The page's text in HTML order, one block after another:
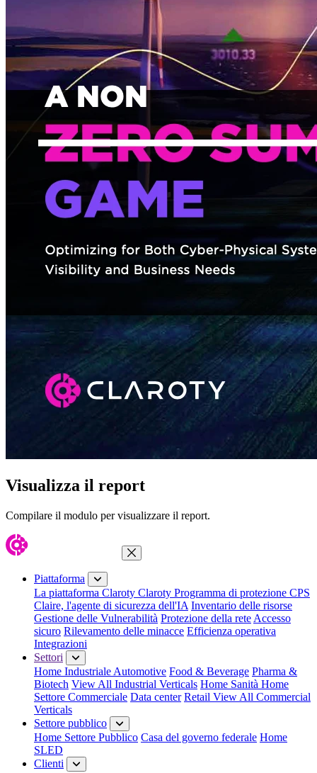
Visualizza il report
Compilare il modulo per visualizzare il report.
Chiudi menu
Piattaforma
La piattaforma Claroty Claroty Programma di protezione CPS
Claire, l'agente di sicurezza dell'IA Inventario delle risorse
Gestione delle Vulnerabilità Protezione della rete Accesso
sicuro Rilevamento delle minacce Efficienza operativa
Integrazioni
Settori
Home Industriale Automotive Food & Beverage Pharma &
Biotech View All Industrial Verticals Home Sanità Home
Settore Commerciale Data center Retail View All Commercial
Verticals
Settore pubblico
Home Settore Pubblico Casa del governo federale Home
SLED
Clienti